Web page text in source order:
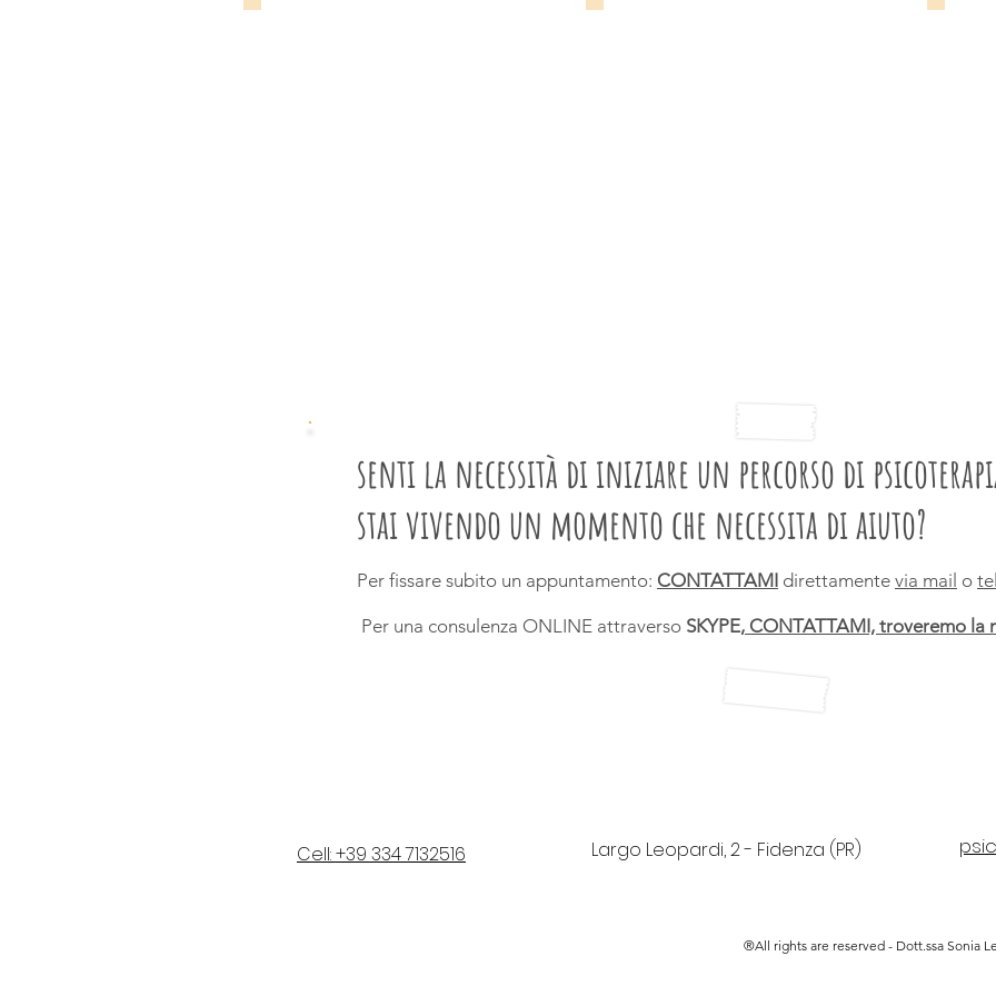
TERAPIA INDIVIDUALE TERAPIA DI COPPIA
senti la necessità di iniziare un percorso di
stai vivendo un momento che necessita di aiuto?
Per fissare subito un appuntamento: CONTATTAMI direttamente via mail o
Per una consulenza ONLINE attraverso SKYPE, CONTATTAMI, troveremo la
Cell: +39 334 7132516 Largo Leopardi, 2 - Fidenza (PR)
®All rights are reserved - Dott.ssa Sonia